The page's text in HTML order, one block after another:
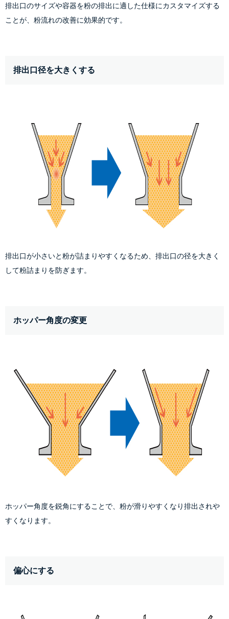
排出口のサイズや容器を粉の排出に適した仕様にカスタマイズする
ことが、粉流れの改善に効果的です。
排出口径を大きくする
排出口が小さいと粉が詰まりやすくなるため、排出口の径を大きく
して粉詰まりを防ぎます。
ホッパー角度の変更
ホッパー角度を鋭角にすることで、粉が滑りやすくなり排出されや
すくなります。
偏心にする